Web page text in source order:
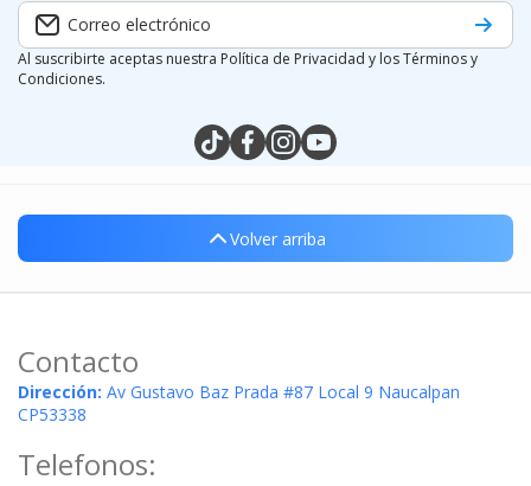
Correo electrónico
Al suscribirte aceptas nuestra Política de Privacidad y los Términos y
Condiciones.
tiktokcom/@silymx
facebookcom/silymx
instagramcom/silymx
youtubecom/@silymx
wame/525584218080
Volver arriba
Contacto
Dirección: Av Gustavo Baz Prada #87 Local 9 Naucalpan
CP53338
Telefonos: